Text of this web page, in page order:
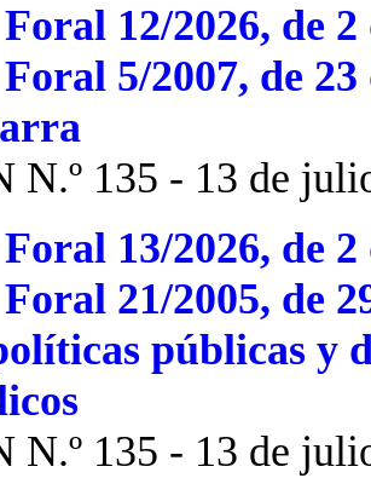
12/2026, de
5/2007, de
N.º 135 - 13 de
13/2026, de
21/2005, de
públicas y
N.º 135 - 13 de